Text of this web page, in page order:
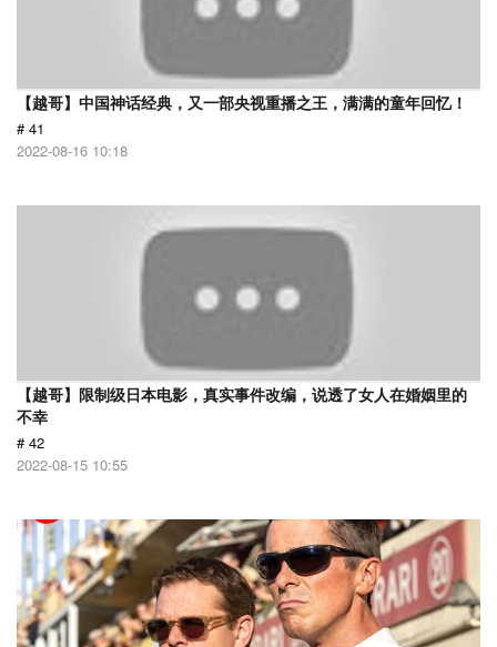
【越哥】中国神话经典，又一部央视重播之王，满满的童年回忆！
# 41
2022-08-16 10:18
【越哥】限制级日本电影，真实事件改编，说透了女人在婚姻里的
不幸
# 42
2022-08-15 10:55